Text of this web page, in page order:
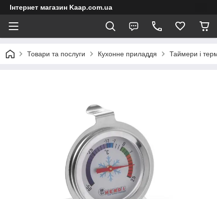
Інтернет магазин Kaap.com.ua
Товари та послуги Кухонне приладдя Таймери і